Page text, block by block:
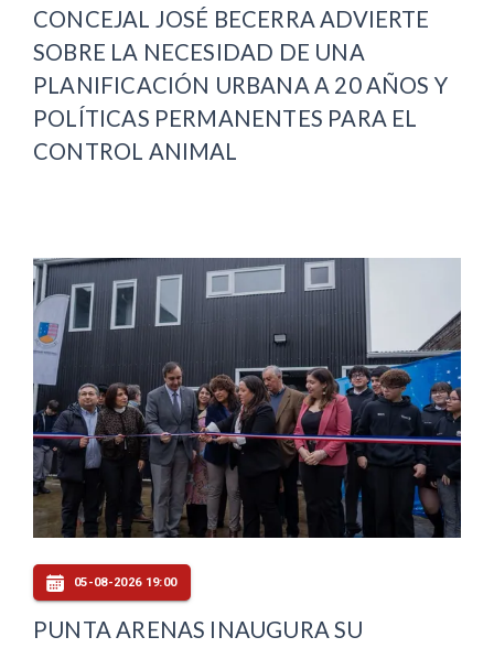
CONCEJAL JOSÉ BECERRA ADVIERTE
SOBRE LA NECESIDAD DE UNA
PLANIFICACIÓN URBANA A 20 AÑOS Y
POLÍTICAS PERMANENTES PARA EL
CONTROL ANIMAL
05-08-2026 19:00
PUNTA ARENAS INAUGURA SU